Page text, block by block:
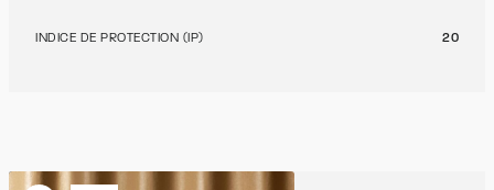
INDICE DE PROTECTION (IP) 20